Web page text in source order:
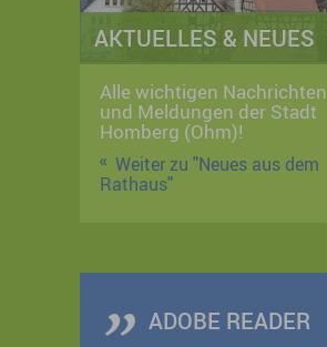
AKTUELLES & NEUES
Alle wichtigen Nachrichten
und Meldungen der Stadt
Homberg (Ohm)!
Weiter zu "Neues aus dem
Rathaus"
ADOBE READER